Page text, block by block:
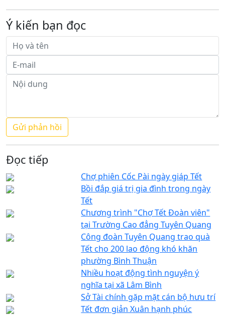
Ý kiến bạn đọc
Đọc tiếp
Chợ phiên Cốc Pài ngày giáp Tết
Bồi đắp giá trị gia đình trong ngày
Tết
Chương trình "Chợ Tết Đoàn viên"
tại Trường Cao đẳng Tuyên Quang
Công đoàn Tuyên Quang trao quà
Tết cho 200 lao động khó khăn
phường Bình Thuận
Nhiều hoạt động tình nguyện ý
nghĩa tại xã Lâm Bình
Sở Tài chính gặp mặt cán bộ hưu trí
Tết đơn giản Xuân hạnh phúc